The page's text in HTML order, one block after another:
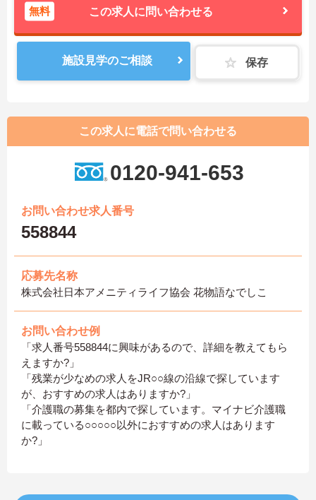
無料 この求人に問い合わせる
施設見学のご相談 保存
この求人に電話で問い合わせる
0120-941-653
お問い合わせ求人番号
558844
応募先名称
株式会社日本アメニティライフ協会 花物語なでしこ
お問い合わせ例
「求人番号558844に興味があるので、詳細を教えてもら
えますか?」
「残業が少なめの求人をJR○○線の沿線で探しています
が、おすすめの求人はありますか?」
「介護職の募集を都内で探しています。マイナビ介護職
に載っている○○○○○以外におすすめの求人はあります
か?」